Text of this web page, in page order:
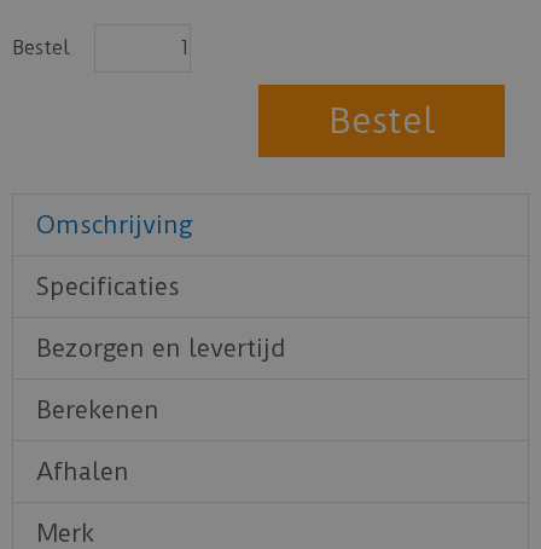
Bestel
Omschrijving
Specificaties
Bezorgen en levertijd
Berekenen
Afhalen
Merk